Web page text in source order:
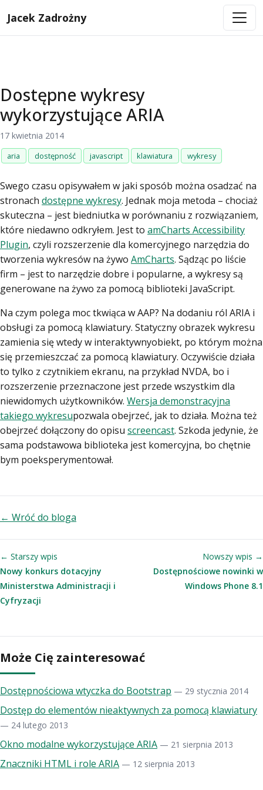
Jacek Zadrożny
Dostępne wykresy
wykorzystujące ARIA
17 kwietnia 2014
aria dostępność javascript klawiatura wykresy
Swego czasu opisywałem w jaki sposób można osadzać na
stronach dostępne wykresy. Jednak moja metoda – chociaż
skuteczna – jest biedniutka w porównaniu z rozwiązaniem,
które niedawno odkryłem. Jest to amCharts Accessibility
Plugin, czyli rozszerzenie dla komercyjnego narzędzia do
tworzenia wykresów na żywo AmCharts. Sądząc po liście
firm – jest to narzędzie dobre i popularne, a wykresy są
generowane na żywo za pomocą biblioteki JavaScript.
Na czym polega moc tkwiąca w AAP? Na dodaniu ról ARIA i
obsługi za pomocą klawiatury. Statyczny obrazek wykresu
zamienia się wtedy w interaktywnyobiekt, po którym można
się przemieszczać za pomocą klawiatury. Oczywiście działa
to tylko z czytnikiem ekranu, na przykład NVDA, bo i
rozszerzenie przeznaczone jest przede wszystkim dla
niewidomych użytkowników. Wersja demonstracyjna
takiego wykresupozwala obejrzeć, jak to działa. Można też
obejrzeć dołączony do opisu screencast. Szkoda jedynie, że
sama podstawowa biblioteka jest komercyjna, bo chętnie
bym poeksperymentował.
← Wróć do bloga
← Starszy wpis
Nowy konkurs dotacyjny
Ministerstwa Administracji i
Cyfryzacji
Nowszy wpis →
Dostępnościowe nowinki w
Windows Phone 8.1
Może Cię zainteresować
Dostępnościowa wtyczka do Bootstrap — 29 stycznia 2014
Dostęp do elementów nieaktywnych za pomocą klawiatury
— 24 lutego 2013
Okno modalne wykorzystujące ARIA — 21 sierpnia 2013
Znaczniki HTML i role ARIA — 12 sierpnia 2013